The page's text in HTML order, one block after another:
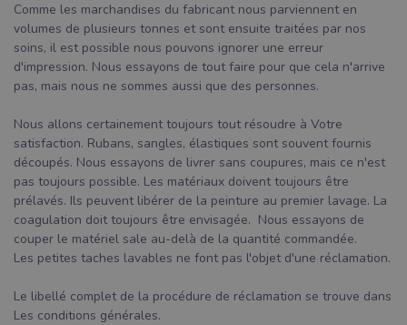
Comme les marchandises du fabricant nous parviennent en
volumes de plusieurs tonnes et sont ensuite traitées par nos
soins, il est possible nous pouvons ignorer une erreur
d'impression. Nous essayons de tout faire pour que cela n'arrive
pas, mais nous ne sommes aussi que des personnes.
Nous allons certainement toujours tout résoudre à Votre
satisfaction. Rubans, sangles, élastiques sont souvent fournis
découpés. Nous essayons de livrer sans coupures, mais ce n'est
pas toujours possible. Les matériaux doivent toujours être
prélavés. Ils peuvent libérer de la peinture au premier lavage. La
coagulation doit toujours être envisagée. Nous essayons de
couper le matériel sale au-delà de la quantité commandée.
Les petites taches lavables ne font pas l'objet d'une réclamation.
Le libellé complet de la procédure de réclamation se trouve dans
Les conditions générales.